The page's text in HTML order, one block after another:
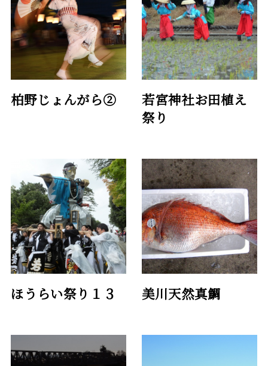
柏野じょんがら②
若宮神社お田植え
祭り
ほうらい祭り１３ 美川天然真鯛